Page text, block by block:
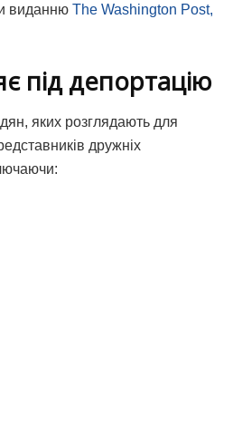
виданню The Washington Post,
під депортацію
яких розглядають для
дружніх